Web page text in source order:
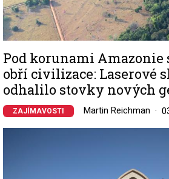
Pod korunami Amazonie
obří civilizace: Laserové
odhalilo stovky nových
ZAJÍMAVOSTI Martin Reichman